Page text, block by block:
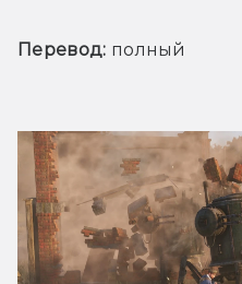
Перевод: полный